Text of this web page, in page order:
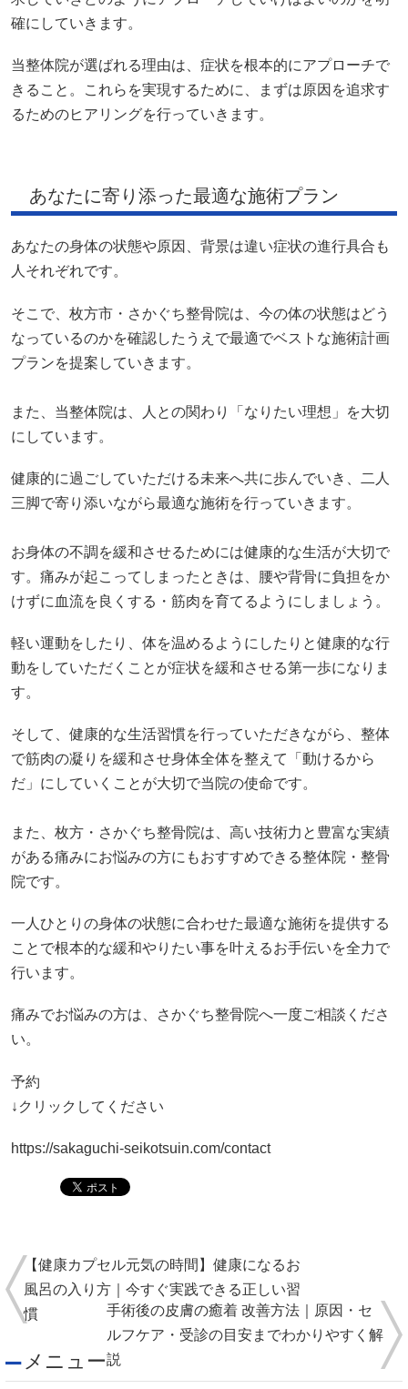
確にしていきます。
当整体院が選ばれる理由は、症状を根本的にアプローチで
きること。これらを実現するために、まずは原因を追求す
るためのヒアリングを行っていきます。
あなたに寄り添った最適な施術プラン
あなたの身体の状態や原因、背景は違い症状の進行具合も
人それぞれです。
そこで、枚方市・さかぐち整骨院は、今の体の状態はどう
なっているのかを確認したうえで最適でベストな施術計画
プランを提案していきます。
また、当整体院は、人との関わり「なりたい理想」を大切
にしています。
健康的に過ごしていただける未来へ共に歩んでいき、二人
三脚で寄り添いながら最適な施術を行っていきます。
お身体の不調を緩和させるためには健康的な生活が大切で
す。痛みが起こってしまったときは、腰や背骨に負担をか
けずに血流を良くする・筋肉を育てるようにしましょう。
軽い運動をしたり、体を温めるようにしたりと健康的な行
動をしていただくことが症状を緩和させる第一歩になりま
す。
そして、健康的な生活習慣を行っていただきながら、整体
で筋肉の凝りを緩和させ身体全体を整えて「動けるから
だ」にしていくことが大切で当院の使命です。
また、枚方・さかぐち整骨院は、高い技術力と豊富な実績
がある痛みにお悩みの方にもおすすめできる整体院・整骨
院です。
一人ひとりの身体の状態に合わせた最適な施術を提供する
ことで根本的な緩和やりたい事を叶えるお手伝いを全力で
行います。
痛みでお悩みの方は、さかぐち整骨院へ一度ご相談くださ
い。
予約
↓クリックしてください
https://sakaguchi-seikotsuin.com/contact
【健康カプセル元気の時間】健康になるお
風呂の入り方｜今すぐ実践できる正しい習
慣
手術後の皮膚の癒着 改善方法｜原因・セ
ルフケア・受診の目安までわかりやすく解
説
メニュー